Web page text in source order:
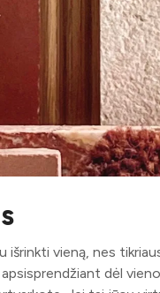
vieną, nes
dėl